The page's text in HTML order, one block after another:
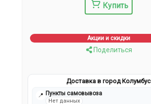
Купить
Акции и скидки
Поделиться
Доставка в город Колумбус
📍 Пункты самовывоза
Нет данных